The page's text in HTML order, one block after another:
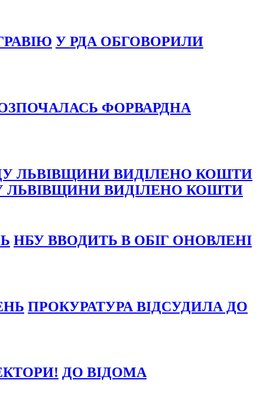
У РДА ОБГОВОРИЛИ
ФОРВАРДНА
ЛЬВІВЩИНИ ВИДІЛЕНО КОШТИ
НБУ ВВОДИТЬ В ОБІГ ОНОВЛЕНІ
ПРОКУРАТУРА ВІДСУДИЛА ДО
ДО ВІДОМА